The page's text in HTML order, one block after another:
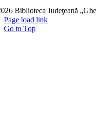
Biblioteca Judeţeană
Page load link
Go to Top